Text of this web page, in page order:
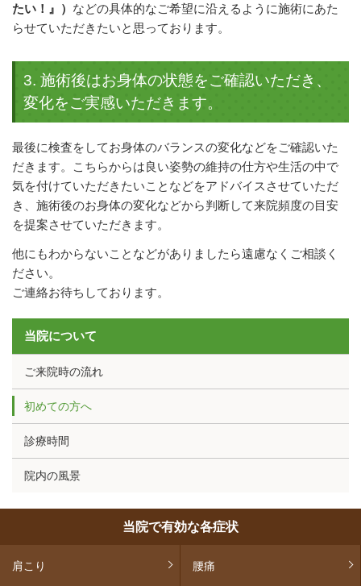
たい！』） などの具体的なご希望に沿えるように施術にあた
らせていただきたいと思っております。
3. 施術後はお身体の状態をご確認いただき、
変化をご実感いただきます。
最後に検査をしてお身体のバランスの変化などをご確認いた
だきます。こちらからは良い姿勢の維持の仕方や生活の中で
気を付けていただきたいことなどをアドバイスさせていただ
き、施術後のお身体の変化などから判断して来院頻度の目安
を提案させていただきます。
他にもわからないことなどがありましたら遠慮なくご相談く
ださい。
ご連絡お待ちしております。
当院について
ご来院時の流れ
初めての方へ
診療時間
院内の風景
当院で有効な各症状
肩こり 腰痛